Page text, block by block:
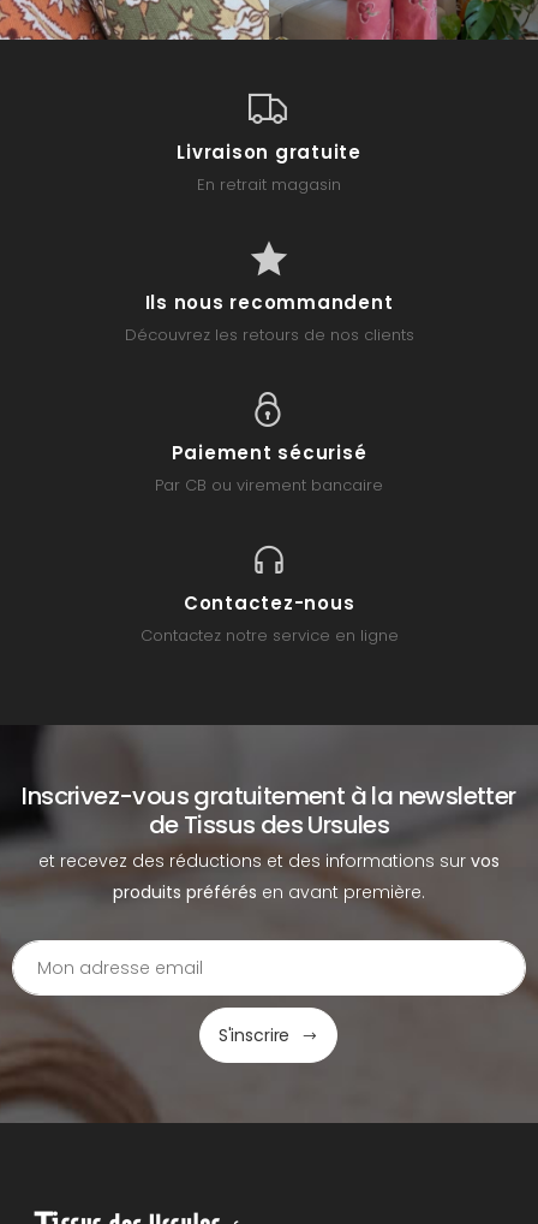
Livraison gratuite
En retrait magasin
Ils nous recommandent
Découvrez les retours de nos clients
Paiement sécurisé
Par CB ou virement bancaire
Contactez-nous
Contactez notre service en ligne
Inscrivez-vous gratuitement à la newsletter
de Tissus des Ursules
et recevez des réductions et des informations sur vos
produits préférés en avant première.
S'inscrire